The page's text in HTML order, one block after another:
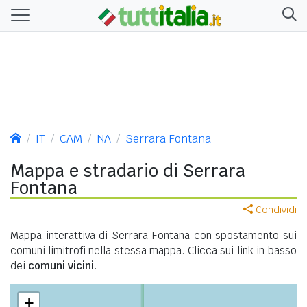
IT CAM NA Serrara Fontana
Mappa e stradario di Serrara
Fontana
Condividi
Mappa interattiva di Serrara Fontana con spostamento sui
comuni limitrofi nella stessa mappa. Clicca sui link in basso
dei comuni vicini.
+